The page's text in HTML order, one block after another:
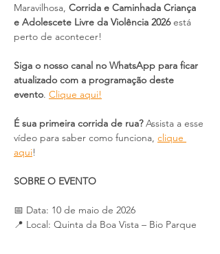
Maravilhosa, Corrida e Caminhada Criança
e Adolescete Livre da Violência 2026 está
perto de acontecer!
Siga o nosso canal no WhatsApp para ficar
atualizado com a programação deste
evento. Clique aqui!
É sua primeira corrida de rua? Assista a esse
vídeo para saber como funciona, clique
aqui!
SOBRE O EVENTO
📅 Data: 10 de maio de 2026
📍 Local: Quinta da Boa Vista – Bio Parque